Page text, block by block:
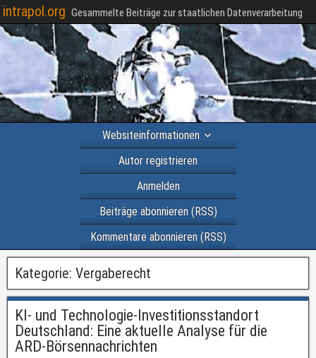
intrapol.org Gesammelte Beiträge zur staatlichen Datenverarbeitung
Websiteinformationen
Autor registrieren
Anmelden
Beiträge abonnieren (RSS)
Kommentare abonnieren (RSS)
Kategorie: Vergaberecht
KI- und Technologie-Investitionsstandort
Deutschland: Eine aktuelle Analyse für die
ARD-Börsennachrichten